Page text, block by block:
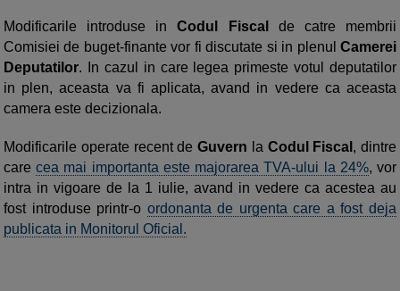
Modificarile introduse inCodul Fiscal de catre membrii
Comisiei de buget-finante vor fi discutate si in plenul Camerei
Deputatilor. In cazul in care legea primeste votul deputatilor
in plen, aceasta va fi aplicata, avand in vedere ca aceasta
camera este decizionala.
Modificarile operate recent de Guvern la Codul Fiscal , dintre
carecea mai importanta este majorarea TVA-ului la 24%, vor
intra in vigoare de la 1 iulie, avand in vedere ca acestea au
fost introduse printr-o ordonanta de urgenta care a fost deja
publicata in Monitorul Oficial.